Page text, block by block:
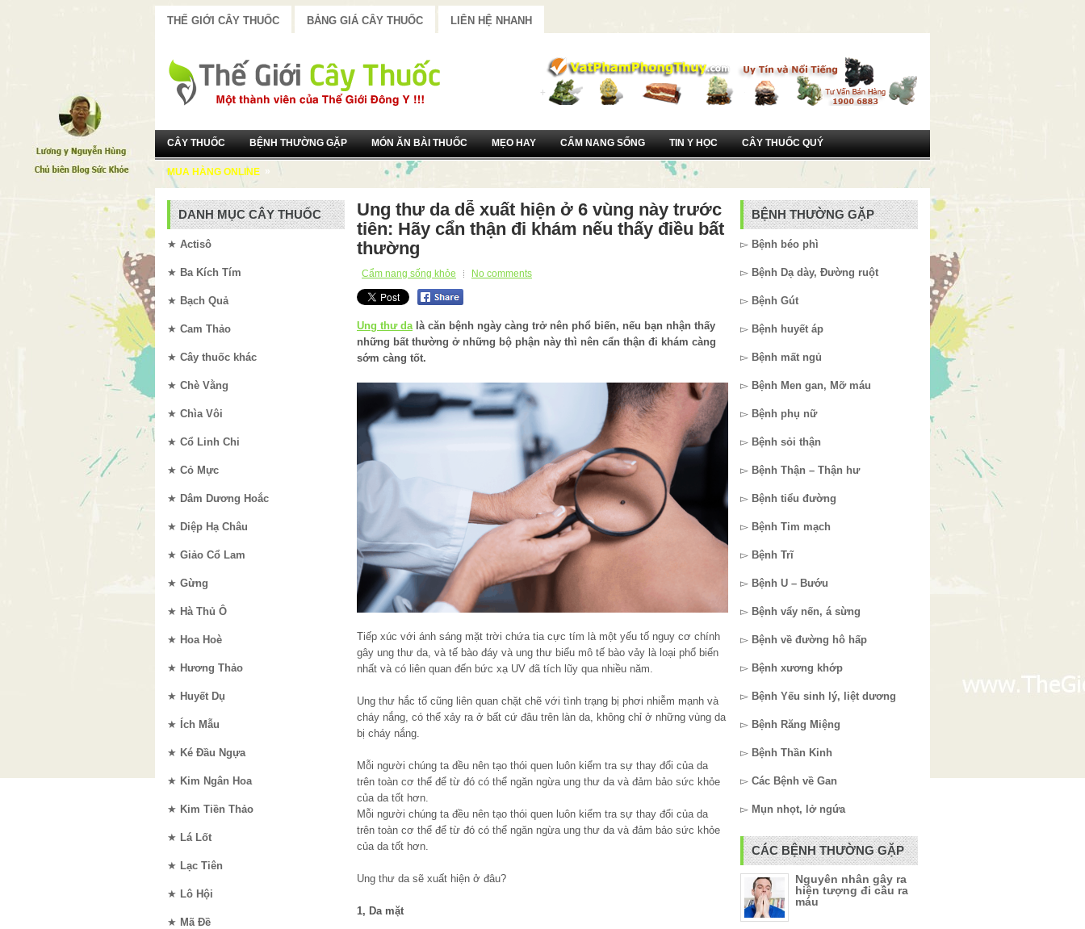
THẾ GIỚI CÂY THUỐC BẢNG GIÁ CÂY THUỐC LIÊN HỆ NHANH
CÂY THUỐC BỆNH THƯỜNG GẶP MÓN ĂN BÀI THUỐC MẸO HAY CẨM NANG SỐNG TIN Y HỌC CÂY THUỐC QUÝ
MUA HÀNG ONLINE »
Ung thư da dễ xuất hiện ở 6 vùng này trước
tiên: Hãy cẩn thận đi khám nếu thấy điều bất
thường
Cẩm nang sống khỏe No comments
Ung thư da là căn bệnh ngày càng trở nên phổ biến, nếu bạn nhận thấy
những bất thường ở những bộ phận này thì nên cẩn thận đi khám càng
sớm càng tốt.
Tiếp xúc với ánh sáng mặt trời chứa tia cực tím là một yếu tố nguy cơ chính
gây ung thư da, và tế bào đáy và ung thư biểu mô tế bào vảy là loại phổ biến
nhất và có liên quan đến bức xạ UV đã tích lũy qua nhiều năm.
Ung thư hắc tố cũng liên quan chặt chẽ với tình trạng bị phơi nhiễm mạnh và
cháy nắng, có thể xảy ra ở bất cứ đâu trên làn da, không chỉ ở những vùng da
bị cháy nắng.
Mỗi người chúng ta đều nên tạo thói quen luôn kiểm tra sự thay đổi của da
trên toàn cơ thể để từ đó có thể ngăn ngừa ung thư da và đảm bảo sức khỏe
của da tốt hơn.
Mỗi người chúng ta đều nên tạo thói quen luôn kiểm tra sự thay đổi của da
trên toàn cơ thể để từ đó có thể ngăn ngừa ung thư da và đảm bảo sức khỏe
của da tốt hơn.
Ung thư da sẽ xuất hiện ở đâu?
1, Da mặt
DANH MỤC CÂY THUỐC
★ Actisô
★ Ba Kích Tím
★ Bạch Quả
★ Cam Thảo
★ Cây thuốc khác
★ Chè Vằng
★ Chìa Vôi
★ Cổ Linh Chi
★ Cỏ Mực
★ Dâm Dương Hoắc
★ Diệp Hạ Châu
★ Giảo Cổ Lam
★ Gừng
★ Hà Thủ Ô
★ Hoa Hoè
★ Hương Thảo
★ Huyết Dụ
★ Ích Mẫu
★ Ké Đầu Ngựa
★ Kim Ngân Hoa
★ Kim Tiền Thảo
★ Lá Lốt
★ Lạc Tiên
★ Lô Hội
★ Mã Đề
BỆNH THƯỜNG GẶP
▻ Bệnh béo phì
▻ Bệnh Dạ dày, Đường ruột
▻ Bệnh Gút
▻ Bệnh huyết áp
▻ Bệnh mất ngủ
▻ Bệnh Men gan, Mỡ máu
▻ Bệnh phụ nữ
▻ Bệnh sỏi thận
▻ Bệnh Thận – Thận hư
▻ Bệnh tiểu đường
▻ Bệnh Tim mạch
▻ Bệnh Trĩ
▻ Bệnh U – Bướu
▻ Bệnh vẩy nến, á sừng
▻ Bệnh về đường hô hấp
▻ Bệnh xương khớp
▻ Bệnh Yếu sinh lý, liệt dương
▻ Bệnh Răng Miệng
▻ Bệnh Thần Kinh
▻ Các Bệnh về Gan
▻ Mụn nhọt, lở ngứa
CÁC BỆNH THƯỜNG GẶP
Nguyên nhân gây ra
hiện tượng đi cầu ra
máu